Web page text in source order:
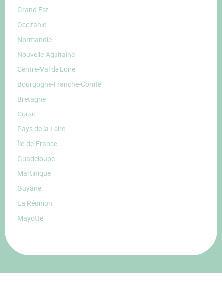
Grand Est
Occitanie
Normandie
Nouvelle-Aquitaine
Centre-Val de Loire
Bourgogne-Franche-Comté
Bretagne
Corse
Pays de la Loire
Île-de-France
Guadeloupe
Martinique
Guyane
La Réunion
Mayotte